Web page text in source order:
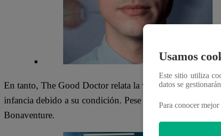
En tanto, The Good Doctor relata la vida de Shaun
infancia debido a su condición. Pese a esto, afrontó
Bonaventure.
Usamos
Este sitio utiliza
datos se
Para conocer